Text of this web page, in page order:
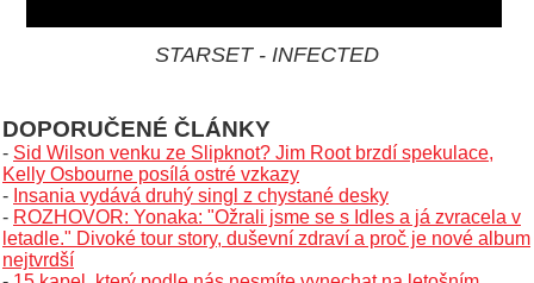
STARSET - INFECTED
DOPORUČENÉ ČLÁNKY
- Sid Wilson venku ze Slipknot? Jim Root brzdí spekulace,
Kelly Osbourne posílá ostré vzkazy
- Insania vydává druhý singl z chystané desky
- ROZHOVOR: Yonaka: "Ožrali jsme se s Idles a já zvracela v
letadle." Divoké tour story, duševní zdraví a proč je nové album
nejtvrdší